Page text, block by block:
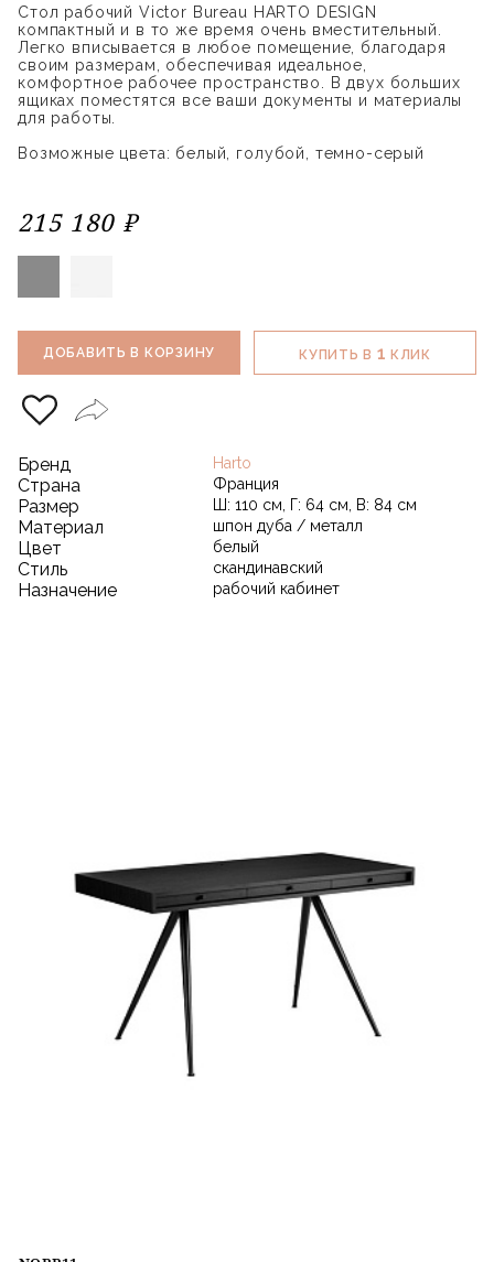
Стол рабочий Victor Bureau HARTO DESIGN
компактный и в то же время очень вместительный.
Легко вписывается в любое помещение, благодаря
своим размерам, обеспечивая идеальное,
комфортное рабочее пространство. В двух больших
ящиках поместятся все ваши документы и материалы
для работы.
Возможные цвета: белый, голубой, темно-серый
215 180 ₽
ДОБАВИТЬ В КОРЗИНУ КУПИТЬ В 1 КЛИК
Бренд Harto
Страна Франция
Размер Ш: 110 см, Г: 64 см, В: 84 см
Материал шпон дуба / металл
Цвет белый
Стиль скандинавский
Назначение рабочий кабинет